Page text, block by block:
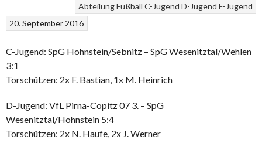
Abteilung Fußball C-Jugend D-Jugend F-Jugend
20. September 2016
C-Jugend: SpG Hohnstein/Sebnitz – SpG Wesenitztal/Wehlen
3:1
Torschützen: 2x F. Bastian, 1x M. Heinrich
D-Jugend: VfL Pirna-Copitz 07 3. – SpG
Wesenitztal/Hohnstein 5:4
Torschützen: 2x N. Haufe, 2x J. Werner